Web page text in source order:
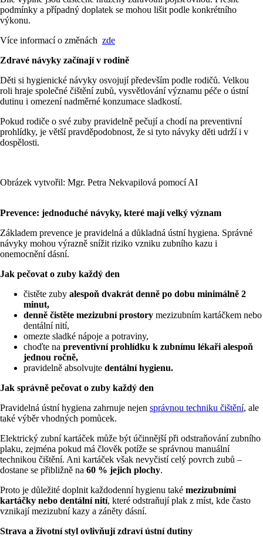
podmínky a případný doplatek se mohou lišit podle konkrétního
výkonu.
Více informací o změnách zde
Zdravé návyky začínají v rodině
Děti si hygienické návyky osvojují především podle rodičů. Velkou
roli hraje společné čištění zubů, vysvětlování významu péče o ústní
dutinu i omezení nadměrné konzumace sladkostí.
Pokud rodiče o své zuby pravidelně pečují a chodí na preventivní
prohlídky, je větší pravděpodobnost, že si tyto návyky děti udrží i v
dospělosti.
Obrázek vytvořil: Mgr. Petra Nekvapilová pomocí AI
Prevence: jednoduché návyky, které mají velký význam
Základem prevence je pravidelná a důkladná ústní hygiena. Správné
návyky mohou výrazně snížit riziko vzniku zubního kazu i
onemocnění dásní.
Jak pečovat o zuby každý den
čistěte zuby alespoň dvakrát denně po dobu minimálně 2
minut,
denně čistěte mezizubní prostory mezizubním kartáčkem nebo
dentální nití,
omezte sladké nápoje a potraviny,
choďte na preventivní prohlídku k zubnímu lékaři alespoň
jednou ročně,
pravidelně absolvujte dentální hygienu.
Jak správně pečovat o zuby každý den
Pravidelná ústní hygiena zahrnuje nejen správnou techniku čištění, ale
také výběr vhodných pomůcek.
Elektrický zubní kartáček může být účinnější při odstraňování zubního
plaku, zejména pokud má člověk potíže se správnou manuální
technikou čištění. Ani kartáček však nevyčistí celý povrch zubů –
dostane se přibližně na 60 % jejich plochy.
Proto je důležité doplnit každodenní hygienu také mezizubními
kartáčky nebo dentální nití, které odstraňují plak z míst, kde často
vznikají mezizubní kazy a záněty dásní.
Strava a životní styl ovlivňují zdraví ústní dutiny